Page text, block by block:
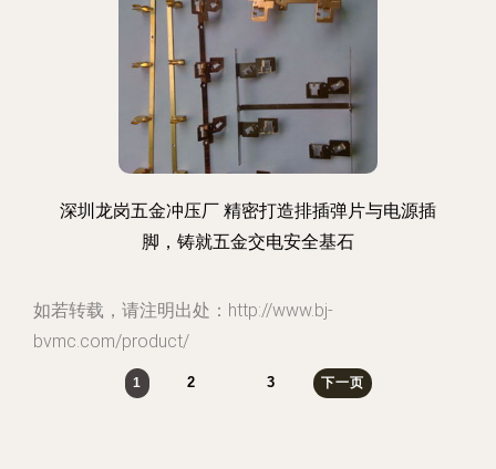
深圳龙岗五金冲压厂 精密打造排插弹片与电源插
脚，铸就五金交电安全基石
如若转载，请注明出处：http://www.bj-
bvmc.com/product/
1 2 3 下一页